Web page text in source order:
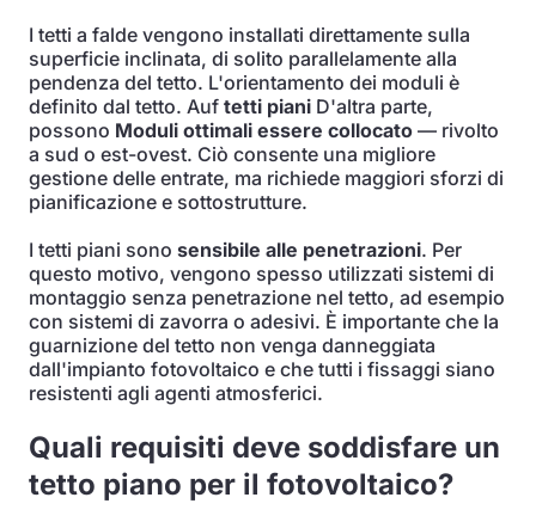
I tetti a falde vengono installati direttamente sulla
superficie inclinata, di solito parallelamente alla
pendenza del tetto. L'orientamento dei moduli è
definito dal tetto. Auf tetti piani D'altra parte,
possono Moduli ottimali essere collocato — rivolto
a sud o est-ovest. Ciò consente una migliore
gestione delle entrate, ma richiede maggiori sforzi di
pianificazione e sottostrutture.
I tetti piani sono sensibile alle penetrazioni. Per
questo motivo, vengono spesso utilizzati sistemi di
montaggio senza penetrazione nel tetto, ad esempio
con sistemi di zavorra o adesivi. È importante che la
guarnizione del tetto non venga danneggiata
dall'impianto fotovoltaico e che tutti i fissaggi siano
resistenti agli agenti atmosferici.
Quali requisiti deve soddisfare un
tetto piano per il fotovoltaico?